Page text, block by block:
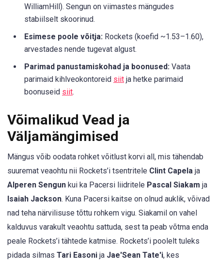
WilliamHill). Sengun on viimastes mängudes
stabiilselt skoorinud.
Esimese poole võitja: Rockets (koefid ~1.53–1.60),
arvestades nende tugevat algust.
Parimad panustamiskohad ja boonused: Vaata
parimaid kihlveokontoreid siit ja hetke parimaid
boonuseid siit.
Võimalikud Vead ja
Väljamängimised
Mängus võib oodata rohket võitlust korvi all, mis tähendab
suuremat veaohtu nii Rockets’i tsentritele Clint Capela ja
Alperen Sengun kui ka Pacersi liidritele Pascal Siakam ja
Isaiah Jackson. Kuna Pacersi kaitse on olnud auklik, võivad
nad teha närvilisuse tõttu rohkem vigu. Siakamil on vahel
kalduvus varakult veaohtu sattuda, sest ta peab võtma enda
peale Rockets’i tähtede katmise. Rockets’i poolelt tuleks
pidada silmas Tari Easoni ja Jae'Sean Tate'i, kes